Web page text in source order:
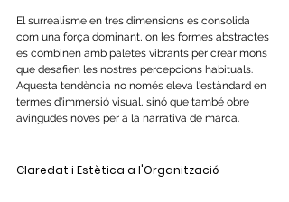
El surrealisme en tres dimensions es consolida
com una força dominant, on les formes abstractes
es combinen amb paletes vibrants per crear mons
que desafien les nostres percepcions habituals.
Aquesta tendència no només eleva l'estàndard en
termes d'immersió visual, sinó que també obre
avingudes noves per a la narrativa de marca.
Claredat i Estètica a l'Organització